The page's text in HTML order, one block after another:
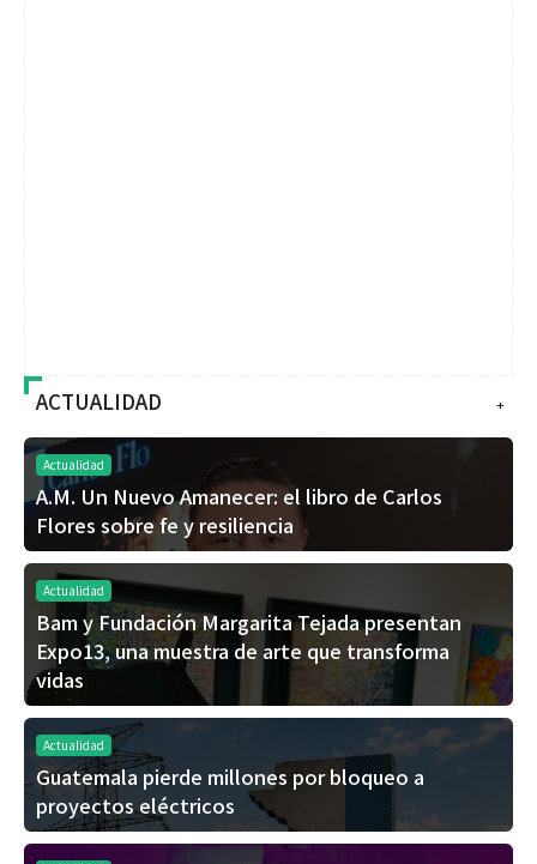
+
ACTUALIDAD
Actualidad
A.M. Un Nuevo Amanecer: el libro de Carlos
Flores sobre fe y resiliencia
Actualidad
Bam y Fundación Margarita Tejada presentan
Expo13, una muestra de arte que transforma
vidas
Actualidad
Guatemala pierde millones por bloqueo a
proyectos eléctricos